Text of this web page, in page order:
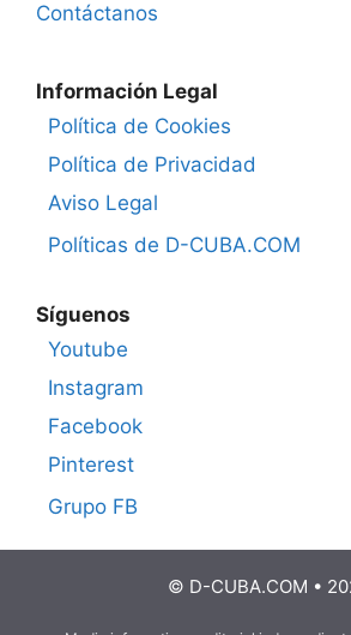
Contáctanos
Información Legal
Política de Cookies
Política de Privacidad
Aviso Legal
Políticas de D-CUBA.COM
Síguenos
Youtube
Instagram
Facebook
Pinterest
Grupo FB
© D-CUBA.COM •